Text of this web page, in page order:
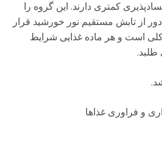
کمتری دارند. این گروه را
از تابش مستقیم نور خورشید قرار
کلی است و هر ماده غذایی شرایط